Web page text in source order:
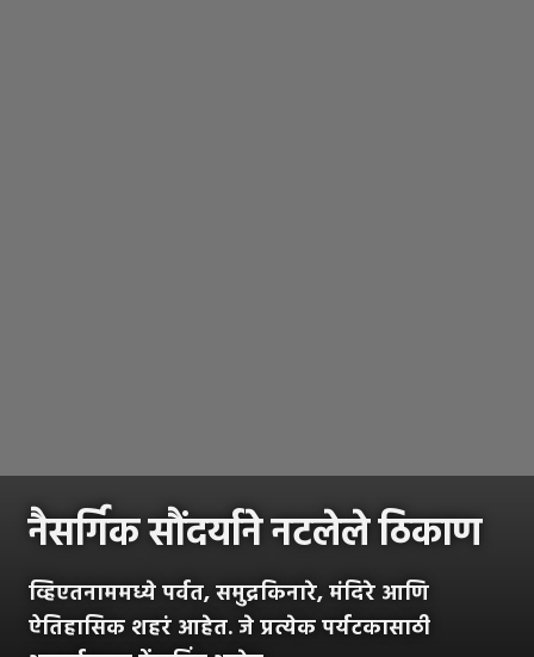
नैसर्गिक सौंदर्याने नटलेले ठिकाण
व्हिएतनाममध्ये पर्वत, समुद्रकिनारे, मंदिरे आणि
ऐतिहासिक शहरं आहेत. जे प्रत्येक पर्यटकासाठी